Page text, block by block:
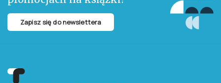
Zapisz się do newslettera